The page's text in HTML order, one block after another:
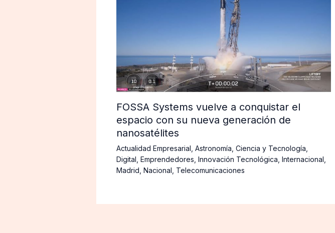
FOSSA Systems vuelve a conquistar el
espacio con su nueva generación de
nanosatélites
Actualidad Empresarial Astronomía Ciencia y Tecnología
Digital Emprendedores Innovación Tecnológica Internacional
Madrid Nacional Telecomunicaciones